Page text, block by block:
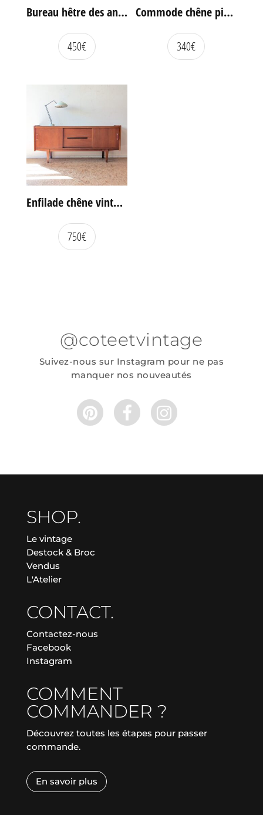
Bureau hêtre des années 60
450€
Commode chêne pieds compas vintage
340€
Enfilade chêne vintage portes coulissantes
750€
@coteetvintage
Suivez-nous sur Instagram pour ne pas
manquer nos nouveautés
SHOP.
Le vintage
Destock & Broc
Vendus
L'Atelier
CONTACT.
Contactez-nous
Facebook
Instagram
COMMENT
COMMANDER ?
Découvrez toutes les étapes pour passer
commande.
En savoir plus